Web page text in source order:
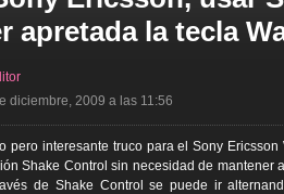
apretada la tecla
diciembre, 2009 a las 11:56
pero interesante truco para el Sony
Shake Control sin necesidad de mantener
de Shake Control se puede ir